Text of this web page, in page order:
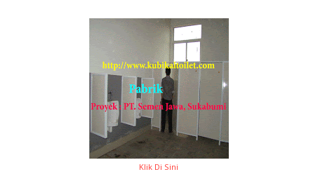
Klik Di Sini